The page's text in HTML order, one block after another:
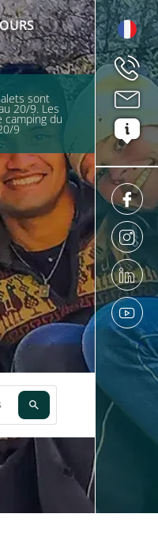
sont
20/9. Les
camping du
9